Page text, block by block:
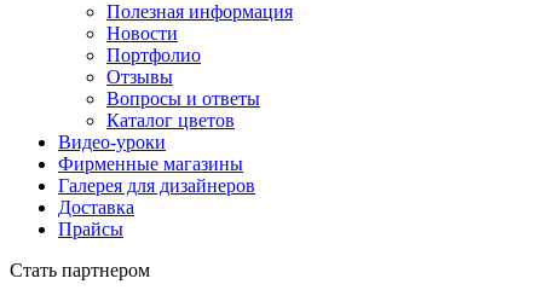
Полезная информация
Новости
Портфолио
Отзывы
Вопросы и ответы
Каталог цветов
Видео-уроки
Фирменные магазины
Галерея для дизайнеров
Доставка
Прайсы
Стать партнером